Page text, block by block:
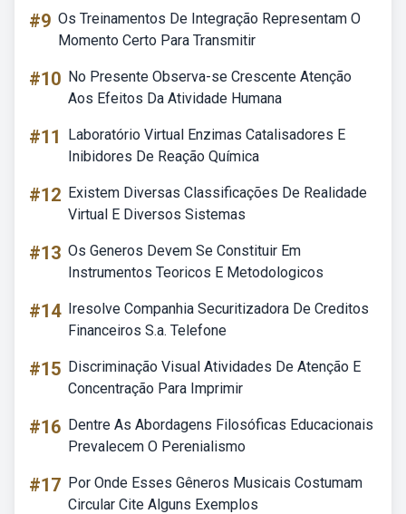
#9 Os Treinamentos De Integração Representam O
Momento Certo Para Transmitir
#10 No Presente Observa-se Crescente Atenção
Aos Efeitos Da Atividade Humana
#11
Laboratório Virtual Enzimas Catalisadores E
Inibidores De Reação Química
#12 Existem Diversas Classificações De Realidade
Virtual E Diversos Sistemas
#13 Os Generos Devem Se Constituir Em
Instrumentos Teoricos E Metodologicos
#14 Iresolve Companhia Securitizadora De Creditos
Financeiros S.a. Telefone
#15 Discriminação Visual Atividades De Atenção E
Concentração Para Imprimir
#16 Dentre As Abordagens Filosóficas Educacionais
Prevalecem O Perenialismo
#17 Por Onde Esses Gêneros Musicais Costumam
Circular Cite Alguns Exemplos